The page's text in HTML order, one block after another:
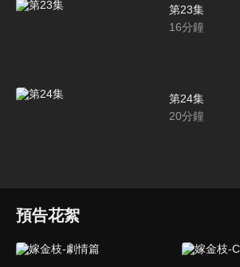
第23集
16分鐘
第24集
20分鐘
預告花絮